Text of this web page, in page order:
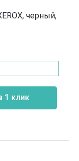
черный,
1 клик